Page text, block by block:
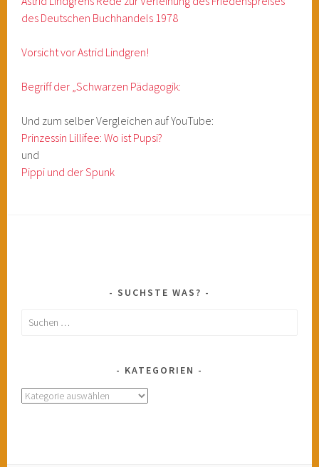
des Deutschen Buchhandels 1978
Vorsicht vor Astrid Lindgren!
Begriff der „Schwarzen Pädagogik:
Und zum selber Vergleichen auf YouTube:
Prinzessin Lillifee: Wo ist Pupsi?
und
Pippi und der Spunk
SUCHSTE WAS?
Suchen
KATEGORIEN
Kategorien